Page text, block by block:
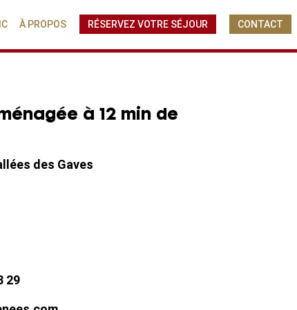
À PROPOS RÉSERVEZ VOTRE SÉJOUR CONTACT
à 12 min de
des Gaves
29